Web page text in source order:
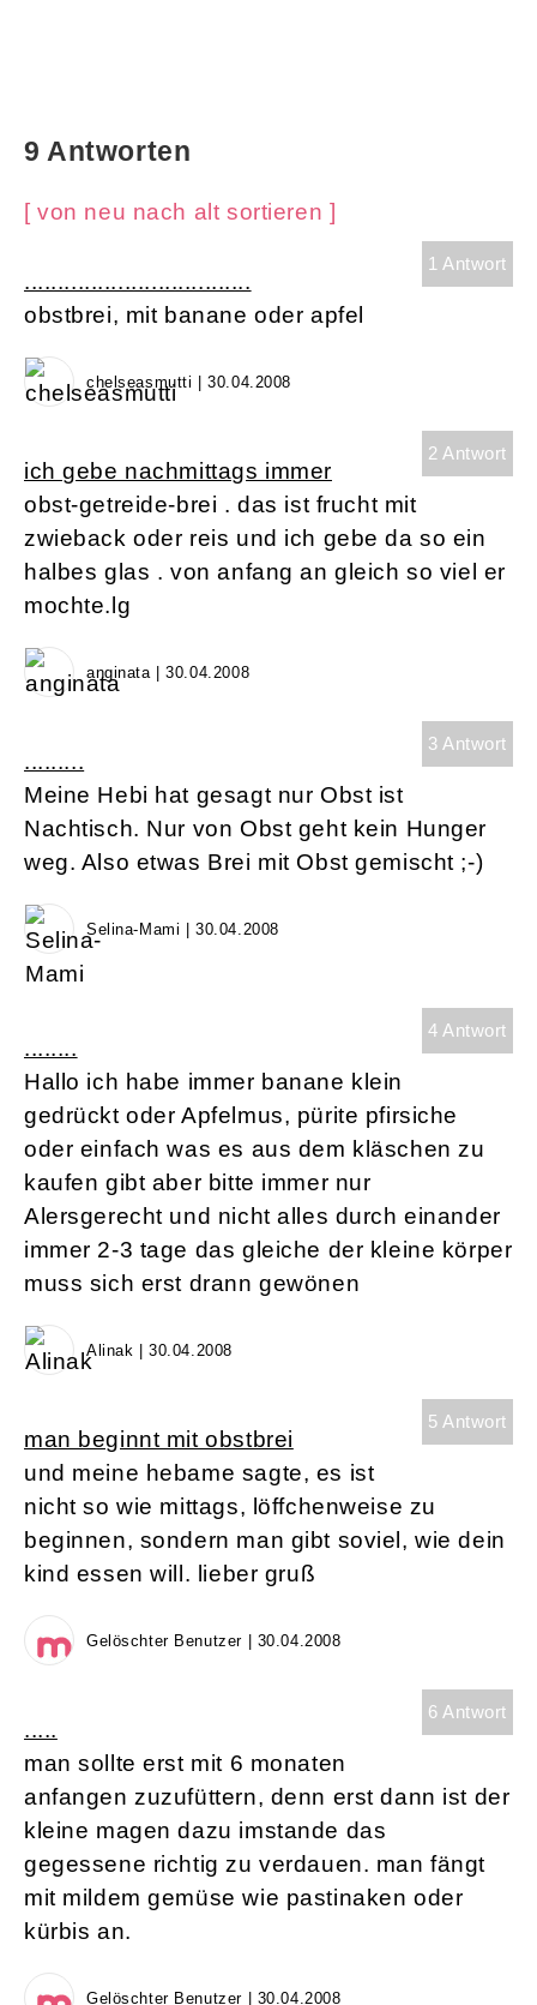
9 Antworten
[ von neu nach alt sortieren ]
1 Antwort
..................................
obstbrei, mit banane oder apfel
chelseasmutti | 30.04.2008
2 Antwort
ich gebe nachmittags immer
obst-getreide-brei . das ist frucht mit
zwieback oder reis und ich gebe da so ein
halbes glas . von anfang an gleich so viel er
mochte.lg
anginata | 30.04.2008
3 Antwort
.........
Meine Hebi hat gesagt nur Obst ist
Nachtisch. Nur von Obst geht kein Hunger
weg. Also etwas Brei mit Obst gemischt ;-)
Selina-Mami | 30.04.2008
4 Antwort
........
Hallo ich habe immer banane klein
gedrückt oder Apfelmus, pürite pfirsiche
oder einfach was es aus dem kläschen zu
kaufen gibt aber bitte immer nur
Alersgerecht und nicht alles durch einander
immer 2-3 tage das gleiche der kleine körper
muss sich erst drann gewönen
Alinak | 30.04.2008
5 Antwort
man beginnt mit obstbrei
und meine hebame sagte, es ist
nicht so wie mittags, löffchenweise zu
beginnen, sondern man gibt soviel, wie dein
kind essen will. lieber gruß
Gelöschter Benutzer | 30.04.2008
6 Antwort
.....
man sollte erst mit 6 monaten
anfangen zuzufüttern, denn erst dann ist der
kleine magen dazu imstande das
gegessene richtig zu verdauen. man fängt
mit mildem gemüse wie pastinaken oder
kürbis an.
Gelöschter Benutzer | 30.04.2008